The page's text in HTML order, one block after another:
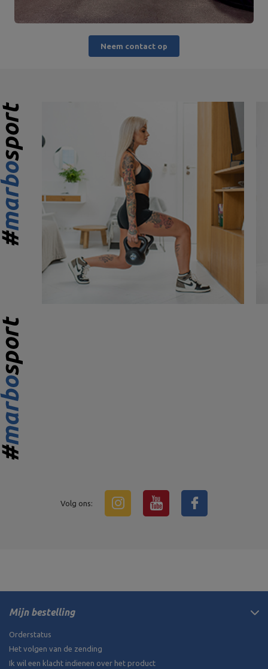
Neem contact op
Volg ons:
Mijn bestelling
Orderstatus
Het volgen van de zending
Ik wil een klacht indienen over het product